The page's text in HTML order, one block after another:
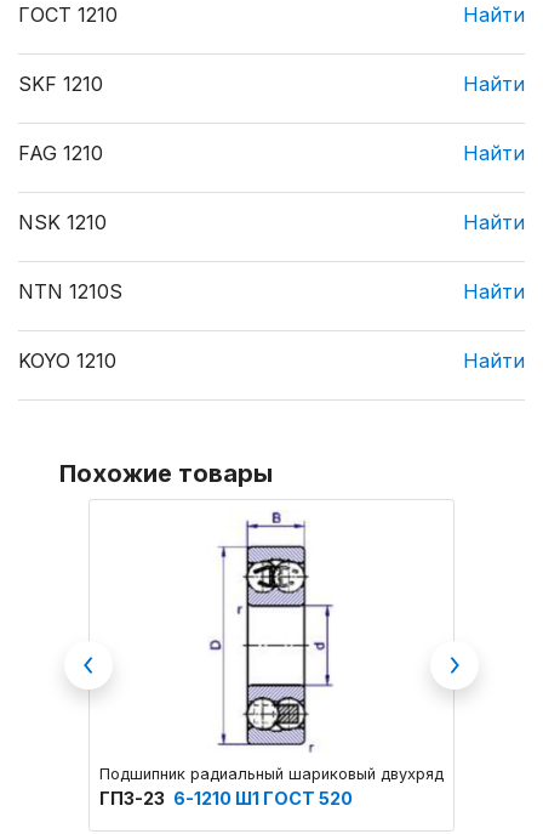
ГОСТ 1210 Найти
SKF 1210 Найти
FAG 1210 Найти
NSK 1210 Найти
NTN 1210S Найти
KOYO 1210 Найти
Похожие товары
Подшипник радиальный шариковый двухрядный
ГПЗ-23 6-1210 Ш1 ГОСТ 520
Previous Next